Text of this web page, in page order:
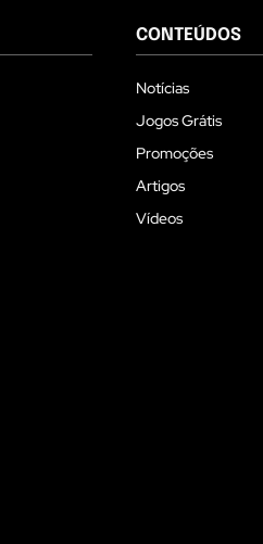
CONTEÚDOS
Notícias
Jogos Grátis
Promoções
Artigos
Vídeos